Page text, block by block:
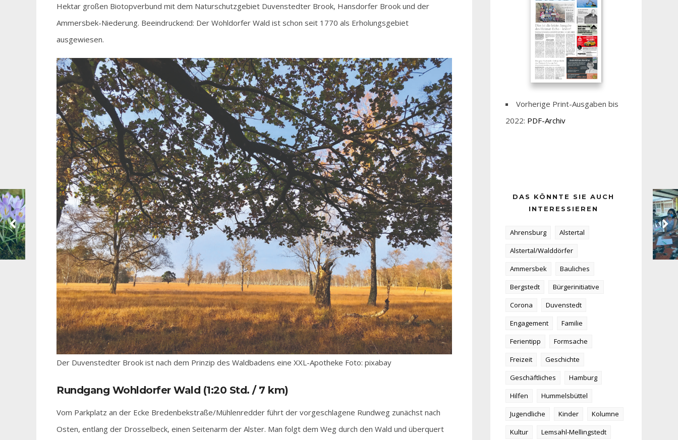
Hektar großen Biotopverbund mit dem Naturschutzgebiet Duvenstedter Brook, Hansdorfer Brook und der
Ammersbek-Niederung. Beeindruckend: Der Wohldorfer Wald ist schon seit 1770 als Erholungsgebiet
ausgewiesen.
Der Duvenstedter Brook ist nach dem Prinzip des Waldbadens eine XXL-Apotheke Foto: pixabay
Rundgang Wohldorfer Wald (1:20 Std. / 7 km)
Vom Parkplatz an der Ecke Bredenbekstraße/Mühlenredder führt der vorgeschlagene Rundweg zunächst nach
Osten, entlang der Drosselbeck, einen Seitenarm der Alster. Man folgt dem Weg durch den Wald und überquert
Vorherige Print-Ausgaben bis
2022: PDF-Archiv
DAS KÖNNTE SIE AUCH
INTERESSIEREN
Ahrensburg
Alstertal
Alstertal/Walddörfer
Ammersbek
Bauliches
Bergstedt
Bürgerinitiative
Corona
Duvenstedt
Engagement
Familie
Ferientipp
Formsache
Freizeit
Geschichte
Geschäftliches
Hamburg
Hilfen
Hummelsbüttel
Jugendliche
Kinder
Kolumne
Kultur
Lemsahl-Mellingstedt